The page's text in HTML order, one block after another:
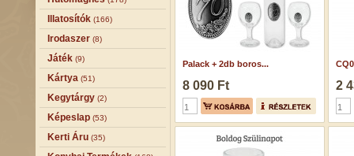
Illatosítók (166)
Irodaszer (8)
Játék (9)
Kártya (51)
Kegytárgy (2)
Képeslap (53)
Kerti Áru (35)
Palack + 2db boros...
8 090 Ft 2